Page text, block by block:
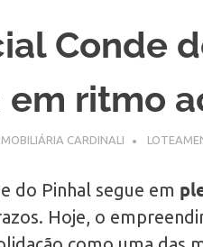
Conde
em ritmo
IMOBILIÁRIA CARDINALI
do Pinhal segue em
Hoje, o